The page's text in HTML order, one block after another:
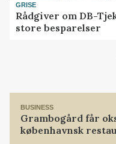
GRISE
Rådgiver om DB-
store besparelser
BUSINESS
Grambogård får
københavnsk